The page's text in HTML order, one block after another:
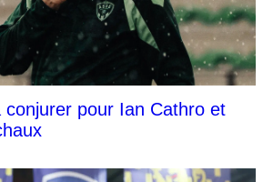
pour Ian Cathro et